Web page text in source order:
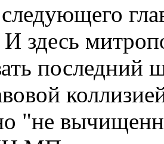
И здесь
последний
"не